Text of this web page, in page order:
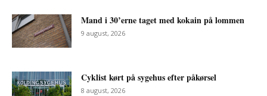
Mand i 30’erne taget med kokain på lommen
9 august, 2026
Cyklist kørt på sygehus efter påkørsel
8 august, 2026